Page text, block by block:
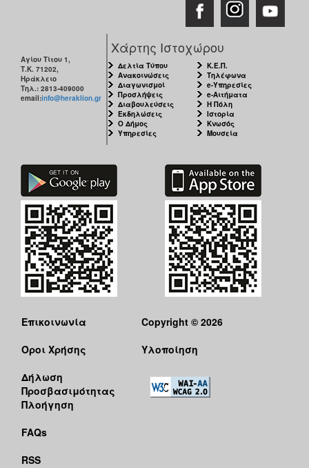
Αγίου Τίτου 1,
Τ.Κ. 71202,
Ηράκλειο
Τηλ.: 2813-409000
email:info@heraklion.gr
Χάρτης Ιστοχώρου
Δελτία Τύπου
Ανακοινώσεις
Διαγωνισμοί
Προσλήψεις
Διαβουλεύσεις
Εκδηλώσεις
Ο Δήμος
Υπηρεσίες
Κ.Ε.Π.
Τηλέφωνα
e-Υπηρεσίες
e-Αιτήματα
Η Πόλη
Ιστορία
Κνωσός
Μουσεία
Επικοινωνία
Όροι Χρήσης
Δήλωση
Προσβασιμότητας
Πλοήγηση
FAQs
RSS
Copyright © 2026
Υλοποίηση